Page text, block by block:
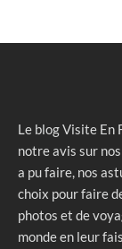
Le blog Visite En
notre avis sur
a pu faire, nos
choix pour faire
photos et de
monde en leur